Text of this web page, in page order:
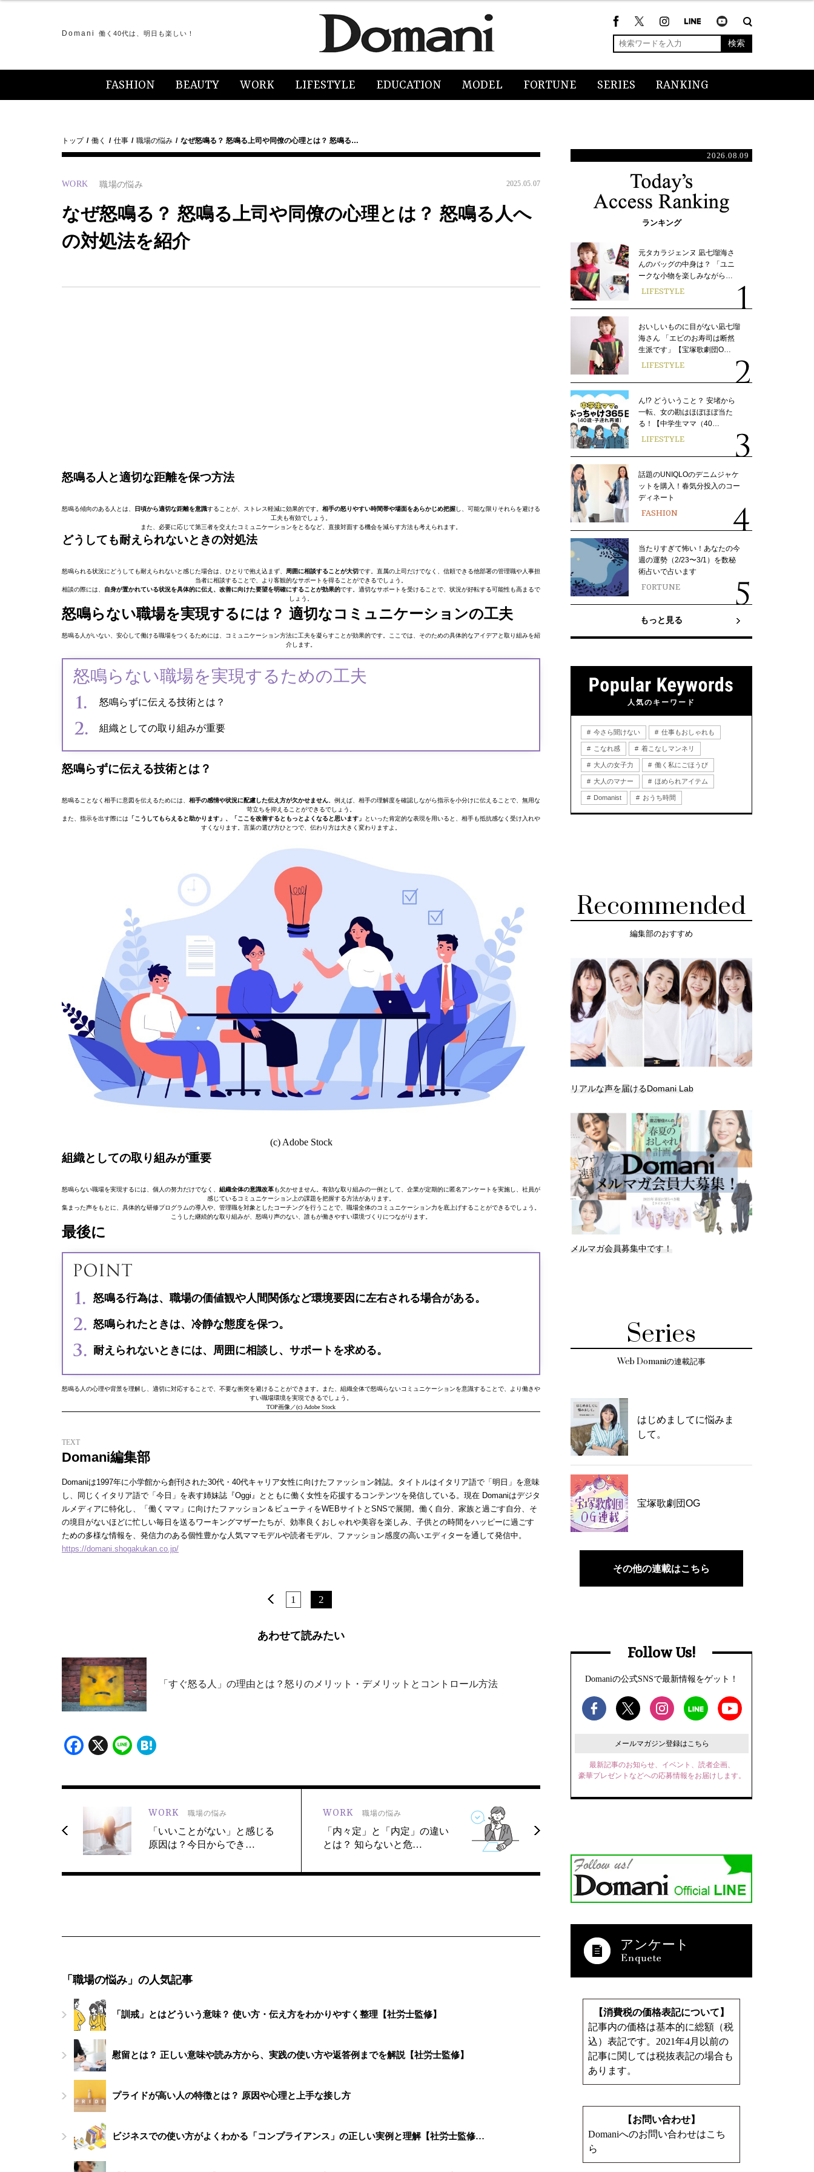
Domani 働く40代は、明日も楽しい！
検索
FASHION BEAUTY WORK LIFESTYLE EDUCATION MODEL FORTUNE SERIES RANKING
トップ 働く 仕事 職場の悩み なぜ怒鳴る？ 怒鳴る上司や同僚の心理とは？ 怒鳴る…
WORK 職場の悩み 2025.05.07
なぜ怒鳴る？ 怒鳴る上司や同僚の心理とは？ 怒鳴る人へ
の対処法を紹介
怒鳴る人と適切な距離を保つ方法
怒鳴る傾向のある人とは、 日頃から適切な距離を意識することが、ストレス軽減に効果的です。 相手の怒りやすい時間帯や場面をあらかじめ把握し、可能な限りそれらを避ける
工夫も有効でしょう。
また、必要に応じて第三者を交えたコミュニケーションをとるなど、直接対面する機会を減らす方法も考えられます。
どうしても耐えられないときの対処法
怒鳴られる状況にどうしても耐えられないと感じた場合は、ひとりで抱え込まず、 周囲に相談することが大切です。直属の上司だけでなく、信頼できる他部署の管理職や人事担
当者に相談することで、より客観的なサポートを得ることができるでしょう。
相談の際には、 自身が置かれている状況を具体的に伝え、改善に向けた要望を明確にすることが効果的です。適切なサポートを受けることで、状況が好転する可能性も高まるで
しょう。
怒鳴らない職場を実現するには？ 適切なコミュニケーションの工夫
怒鳴る人がいない、安心して働ける職場をつくるためには、コミュニケーション方法に工夫を凝らすことが効果的です。ここでは、そのための具体的なアイデアと取り組みを紹
介します。
怒鳴らない職場を実現するための工夫
怒鳴らずに伝える技術とは？
組織としての取り組みが重要
怒鳴らずに伝える技術とは？
怒鳴ることなく相手に意図を伝えるためには、 相手の感情や状況に配慮した伝え方が欠かせません 。例えば、相手の理解度を確認しながら指示を小分けに伝えることで、無用な
苛立ちを抑えることができるでしょう。
また、指示を出す際には 「こうしてもらえると助かります」、「ここを改善するともっとよくなると思います」
といった肯定的な表現を用いると、相手も抵抗感なく受け入れや
すくなります。言葉の選び方ひとつで、伝わり方は大きく変わりますよ。
(c) Adobe Stock
組織としての取り組みが重要
怒鳴らない職場を実現するには、個人の努力だけでなく、 組織全体の意識改革も欠かせません。有効な取り組みの一例として、企業が定期的に匿名アンケートを実施し、社員が
感じているコミュニケーション上の課題を把握する方法があります。
集まった声をもとに、具体的な研修プログラムの導入や、管理職を対象としたコーチングを行うことで、職場全体のコミュニケーション力を底上げすることができるでしょう。
こうした継続的な取り組みが、怒鳴り声のない、誰もが働きやすい環境づくりにつながります。
最後に
怒鳴る行為は、職場の価値観や人間関係など環境要因に左右される場合がある。
怒鳴られたときは、冷静な態度を保つ。
耐えられないときには、周囲に相談し、サポートを求める。
怒鳴る人の心理や背景を理解し、適切に対応することで、不要な衝突を避けることができます。また、組織全体で怒鳴らないコミュニケーションを意識することで、より働きや
すい職場環境を実現できるでしょう。
TOP画像／(c) Adobe Stock
TEXT
Domani編集部
Domaniは1997年に小学館から創刊された30代・40代キャリア女性に向けたファッション雑誌。タイトルはイタリア語で「明日」を意味
し、同じくイタリア語で「今日」を表す姉妹誌『Oggi』とともに働く女性を応援するコンテンツを発信している。現在 Domaniはデジタ
ルメディアに特化し、「働くママ」に向けたファッション＆ビューティをWEBサイトとSNSで展開。働く自分、家族と過ごす自分、そ
の境目がないほどに忙しい毎日を送るワーキングマザーたちが、効率良くおしゃれや美容を楽しみ、子供との時間をハッピーに過ごす
ための多様な情報を、発信力のある個性豊かな人気ママモデルや読者モデル、ファッション感度の高いエディターを通して発信中。
https://domani.shogakukan.co.jp/
1 2
あわせて読みたい
「すぐ怒る人」の理由とは？怒りのメリット・デメリットとコントロール方法
Facebook
X Line
WORK 職場の悩み
「いいことがない」と感じる
原因は？今日からでき…
WORK 職場の悩み
「内々定」と「内定」の違い
とは？ 知らないと危…
「職場の悩み」の人気記事
「訓戒」とはどういう意味？ 使い方・伝え方をわかりやすく整理【社労士監修】
慰留とは？ 正しい意味や読み方から、実践の使い方や返答例までを解説【社労士監修】
プライドが高い人の特徴とは？ 原因や心理と上手な接し方
ビジネスでの使い方がよくわかる「コンプライアンス」の正しい実例と理解【社労士監修…
2026.08.09
ランキング
元タカラジェンヌ 凪七瑠海さ
んのバッグの中身は？ 「ユニ
ークな小物を楽しみながら…
LIFESTYLE
おいしいものに目がない凪七瑠
海さん 「エビのお寿司は断然
生派です」【宝塚歌劇団O…
LIFESTYLE
ん!? どういうこと？ 安堵から
一転、女の勘はほぼほぼ当た
る！【中学生ママ（40…
LIFESTYLE
話題のUNIQLOのデニムジャケ
ットを購入！春気分投入のコー
ディネート
FASHION
当たりすぎて怖い！あなたの今
週の運勢（2/23〜3/1）を数秘
術占いで占います
FORTUNE
もっと見る
人気のキーワード
今さら聞けない 仕事もおしゃれも
こなれ感 着こなしマンネリ
大人の女子力 働く私にごほうび
大人のマナー ほめられアイテム
Domanist おうち時間
Recommended
編集部のおすすめ
リアルな声を届けるDomani Lab
メルマガ会員募集中です！
Series
Web Domaniの連載記事
はじめましてに悩みま
して。
宝塚歌劇団OG
その他の連載はこちら
Follow Us!
Domaniの公式SNSで最新情報をゲット！
メールマガジン登録はこちら
最新記事のお知らせ、イベント、読者企画、
豪華プレゼントなどへの応募情報をお届けします。
アンケート
【消費税の価格表記について】
記事内の価格は基本的に総額（税
込）表記です。2021年4月以前の
記事に関しては税抜表記の場合も
あります。
【お問い合わせ】
Domaniへのお問い合わせはこち
ら